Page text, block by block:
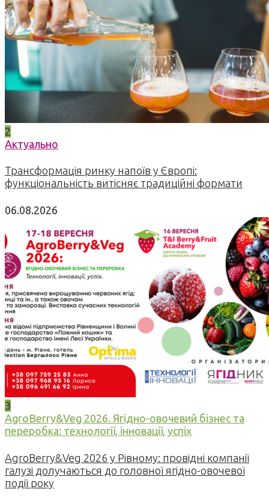
2
Актуально
Трансформація ринку напоїв у Європі:
функціональність витісняє традиційні формати
06.08.2026
3
AgroBerry&Veg 2026. Ягідно-овочевий бізнес та
переробка: технології, інновації, успіх
AgroBerry&Veg 2026 у Рівному: провідні компанії
галузі долучаються до головної ягідно-овочевої
події року